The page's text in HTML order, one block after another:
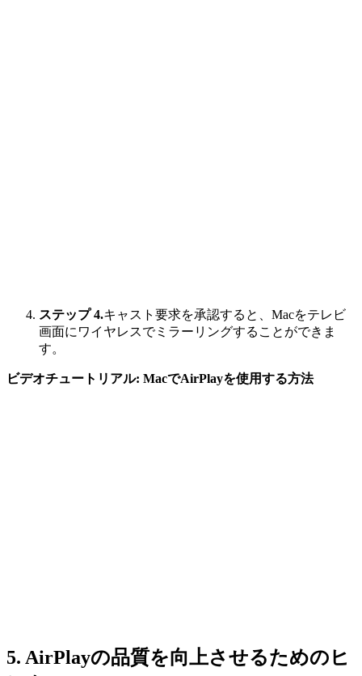
ステップ 4.キャスト要求を承認すると、Macをテレビ
画面にワイヤレスでミラーリングすることができま
す。
ビデオチュートリアル: MacでAirPlayを使用する方法
5. AirPlayの品質を向上させるためのヒ